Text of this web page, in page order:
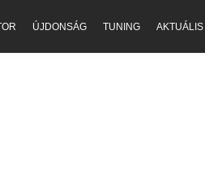
ÚJDONSÁG TUNING AKTUÁLIS